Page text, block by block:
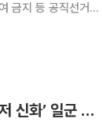
금지 등 공직선거법
[파워엘리트] 김동연 부총리, MBㆍ朴 정부도 중용...‘흙수저 신화’ 일군 입지적 인물